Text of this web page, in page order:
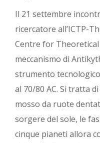
Il 21 settembre
ricercatore all’ICTP-
Centre for Theoretical
meccanismo di
strumento
al 70/80 AC. Si tratta
mosso da ruote
sorgere del sole, le
cinque pianeti allora